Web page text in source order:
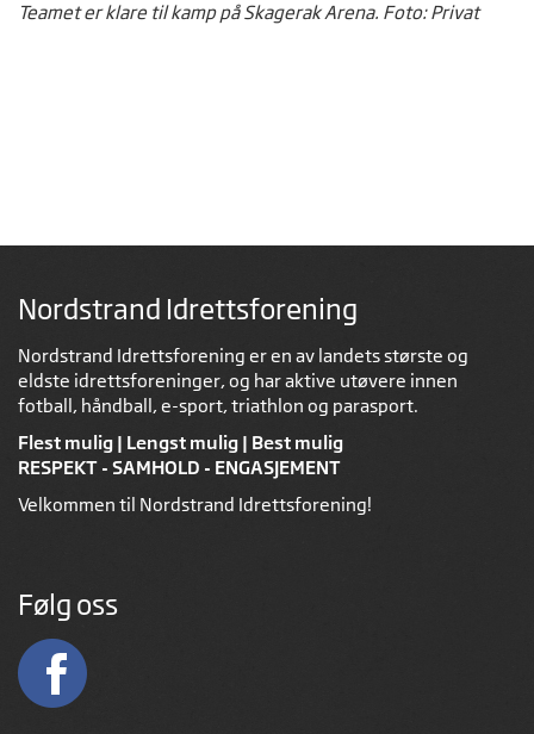
Teamet er klare til kamp på Skagerak Arena. Foto: Privat
Nordstrand Idrettsforening
Nordstrand Idrettsforening er en av landets største og
eldste idrettsforeninger, og har aktive utøvere innen
fotball, håndball, e-sport, triathlon og parasport.
Flest mulig | Lengst mulig | Best mulig
RESPEKT - SAMHOLD - ENGASJEMENT
Velkommen til Nordstrand Idrettsforening!
Følg oss